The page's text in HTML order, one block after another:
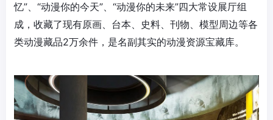
忆”、“动漫你的今天”、“动漫你的未来”四大常设展厅组
成，收藏了现有原画、台本、史料、刊物、模型周边等各
类动漫藏品2万余件，是名副其实的动漫资源宝藏库。